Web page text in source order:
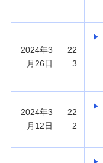
2024年3
月26日
22
3
2024年3
月12日
22
2